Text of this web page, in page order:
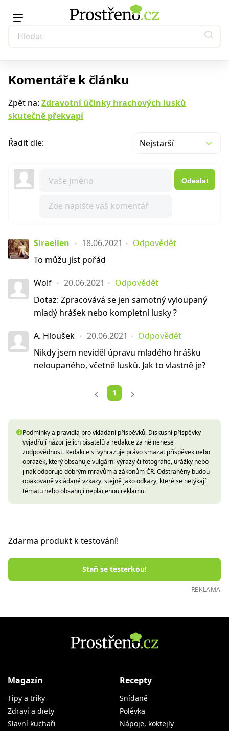
Komentáře k článku
Zpět na: Zdravotní účinky hrachových lusků
skutečně překvapí
Řadit dle: Nejstarší
Odeslat
Siraellen 18.06.2021
Odpovědět
To můžu jíst pořád
Wolf 20.06.2021
Odpovědět
Dotaz: Zpracovává se jen samotný vyloupaný
mladý hrášek nebo kompletní lusky ?
A. Hloušek 20.06.2021
Odpovědět
Nikdy jsem neviděl úpravu mladého hrášku
neloupaného, včetně lusků. Jak to vlastně je?
1
Podmínky a pravidla pro vkládání příspěvků. Diskusní příspěvky
vyjadřují názor jejich pisatelů a redakce za ně nenese
zodpovědnost. Redakce si vyhrazuje právo smazat příspěvek nebo
obrázek, který obsahuje vulgární výrazy či fotografie, urážky nebo
jinak odporuje dobrým mravům a zákonům ČR. Odstraněny budou
opakovaně vkládané vzkazy, stejně jako odkazy, které se netýkají
tématu nebo obsahují neplacenou reklamu.
Zdarma produkt k testování!
Staň se testerkou!
REKLAMA
Magazín
Tipy a triky
Zdraví a diety
Slavní kuchaři
Recepty
Snídaně
Polévka
Nápoje, koktejly